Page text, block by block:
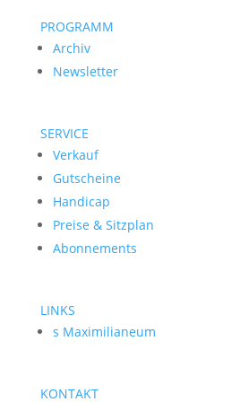
PROGRAMM
Archiv
Newsletter
SERVICE
Verkauf
Gutscheine
Handicap
Preise & Sitzplan
Abonnements
LINKS
s Maximilianeum
KONTAKT